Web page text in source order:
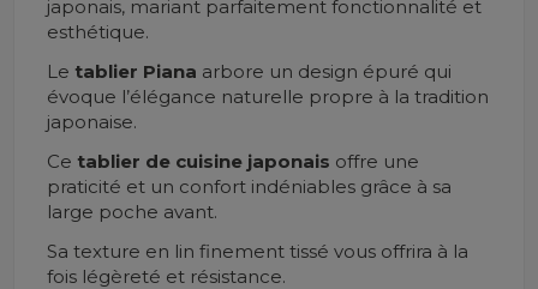
japonais, mariant parfaitement fonctionnalité et
esthétique.
Le tablier Piana arbore un design épuré qui
évoque l’élégance naturelle propre à la tradition
japonaise.
Ce tablier de cuisine japonais offre une
praticité et un confort indéniables grâce à sa
large poche avant.
Sa texture en lin finement tissé vous offrira à la
fois légèreté et résistance.